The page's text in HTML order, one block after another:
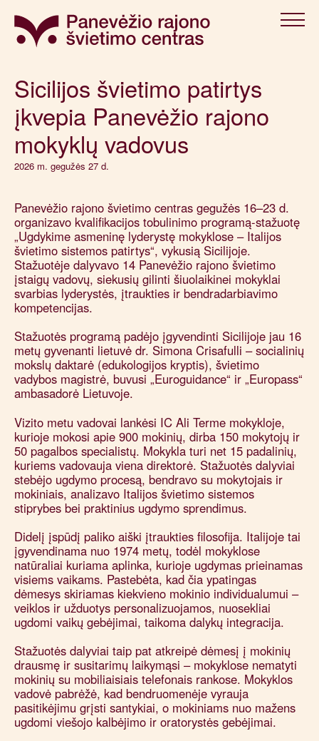
Sicilijos švietimo patirtys
įkvepia Panevėžio rajono
mokyklų vadovus
2026 m. gegužės 27 d.
Panevėžio rajono švietimo centras gegužės 16–23 d.
organizavo kvalifikacijos tobulinimo programą-stažuotę
„Ugdykime asmeninę lyderystę mokyklose – Italijos
švietimo sistemos patirtys“, vykusią Sicilijoje.
Stažuotėje dalyvavo 14 Panevėžio rajono švietimo
įstaigų vadovų, siekusių gilinti šiuolaikinei mokyklai
svarbias lyderystės, įtraukties ir bendradarbiavimo
kompetencijas.
Stažuotės programą padėjo įgyvendinti Sicilijoje jau 16
metų gyvenanti lietuvė dr. Simona Crisafulli – socialinių
mokslų daktarė (edukologijos kryptis), švietimo
vadybos magistrė, buvusi „Euroguidance“ ir „Europass“
ambasadorė Lietuvoje.
Vizito metu vadovai lankėsi IC Ali Terme mokykloje,
kurioje mokosi apie 900 mokinių, dirba 150 mokytojų ir
50 pagalbos specialistų. Mokykla turi net 15 padalinių,
kuriems vadovauja viena direktorė. Stažuotės dalyviai
stebėjo ugdymo procesą, bendravo su mokytojais ir
mokiniais, analizavo Italijos švietimo sistemos
stiprybes bei praktinius ugdymo sprendimus.
Didelį įspūdį paliko aiški įtraukties filosofija. Italijoje tai
įgyvendinama nuo 1974 metų, todėl mokyklose
natūraliai kuriama aplinka, kurioje ugdymas prieinamas
visiems vaikams. Pastebėta, kad čia ypatingas
dėmesys skiriamas kiekvieno mokinio individualumui –
veiklos ir užduotys personalizuojamos, nuosekliai
ugdomi vaikų gebėjimai, taikoma dalykų integracija.
Stažuotės dalyviai taip pat atkreipė dėmesį į mokinių
drausmę ir susitarimų laikymąsi – mokyklose nematyti
mokinių su mobiliaisiais telefonais rankose. Mokyklos
vadovė pabrėžė, kad bendruomenėje vyrauja
pasitikėjimu grįsti santykiai, o mokiniams nuo mažens
ugdomi viešojo kalbėjimo ir oratorystės gebėjimai.